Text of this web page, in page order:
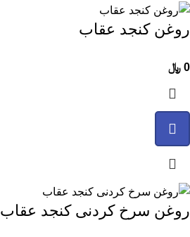
روغن کنجد عقاب
0 ﷼
روغن سرخ کردنی کنجد عقاب